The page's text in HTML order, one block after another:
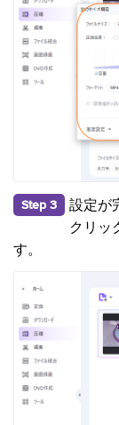
Step 3
設定が
クリッ
す。